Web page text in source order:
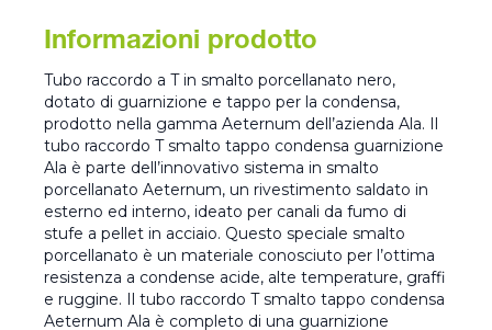
Informazioni prodotto
Tubo raccordo a T in smalto porcellanato nero,
dotato di guarnizione e tappo per la condensa,
prodotto nella gamma Aeternum dell’azienda Ala. Il
tubo raccordo T smalto tappo condensa guarnizione
Ala è parte dell’innovativo sistema in smalto
porcellanato Aeternum, un rivestimento saldato in
esterno ed interno, ideato per canali da fumo di
stufe a pellet in acciaio. Questo speciale smalto
porcellanato è un materiale conosciuto per l’ottima
resistenza a condense acide, alte temperature, graffi
e ruggine. Il tubo raccordo T smalto tappo condensa
Aeternum Ala è completo di una guarnizione